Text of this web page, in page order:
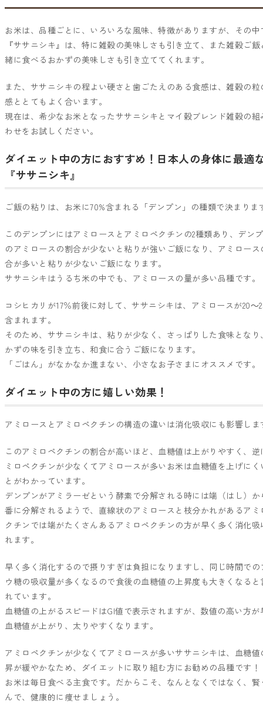
お米は、品種ごとに、いろいろな風味、特徴がありますが、その中
『ササニシキ』は、特に雑穀の美味しさも引き立て、また雑穀ご飯
緒に食べるおかずの美味しさも引き立ててくれます。
また、ササニシキの程よい硬さと歯ごたえのある食感は、雑穀の粒
感ととてもよく合います。
現在は、希少なお米となったササニシキとマイ穀ブレンド雑穀の組
わせをお試しください。
ダイエット中の方におすすめ！日本人の身体に最適
『ササニシキ』
ご飯の粘りは、お米に70%含まれる「デンプン」の種類で決まりま
このデンプンにはアミロースとアミロペクチンの2種類あり、デン
のアミロースの割合が少ないと粘りが強いご飯になり、アミロース
合が多いと粘りが少ないご飯になります。
ササニシキはうるち米の中でも、アミロースの量が多い品種です。
コシヒカリが17％前後に対して、ササニシキは、アミロースが20～
含まれます。
そのため、ササニシキは、粘りが少なく、さっぱりした食味となり
かずの味を引き立ち、和食に合うご飯になります。
「ごはん」がなかなか進まない、小さなお子さまにオススメです。
ダイエット中の方に嬉しい効果！
アミロースとアミロペクチンの構造の違いは消化吸収にも影響しま
このアミロペクチンの割合が高いほど、血糖値は上がりやすく、逆
ミロペクチンが少なくてアミロースが多いお米は血糖値を上げにく
とがわかっています。
デンプンがアミラーゼという酵素で分解される時には端（はし）か
番に分解されるようで、直線状のアミロースと枝分かれがあるアミ
クチンでは端がたくさんあるアミロペクチンの方が早く多く消化吸
れます。
早く多く消化するので摂りすぎは負担になりますし、同じ時間での
ウ糖の吸収量が多くなるので食後の血糖値の上昇度も大きくなると
れています。
血糖値の上がるスピードはGI値で表示されますが、数値の高い方が
血糖値が上がり、太りやすくなります。
アミロペクチンが少なくてアミロースが多いササニシキは、血糖値
昇が緩やかなため、ダイエットに取り組む方にお勧めの品種で
お米は毎日食べる主食です。だからこそ、なんとなくではなく、賢
んで、健康的に痩せましょう。